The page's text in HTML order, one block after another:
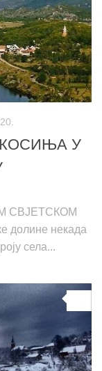
У
СВЈЕТСКОМ
долине некада
села...